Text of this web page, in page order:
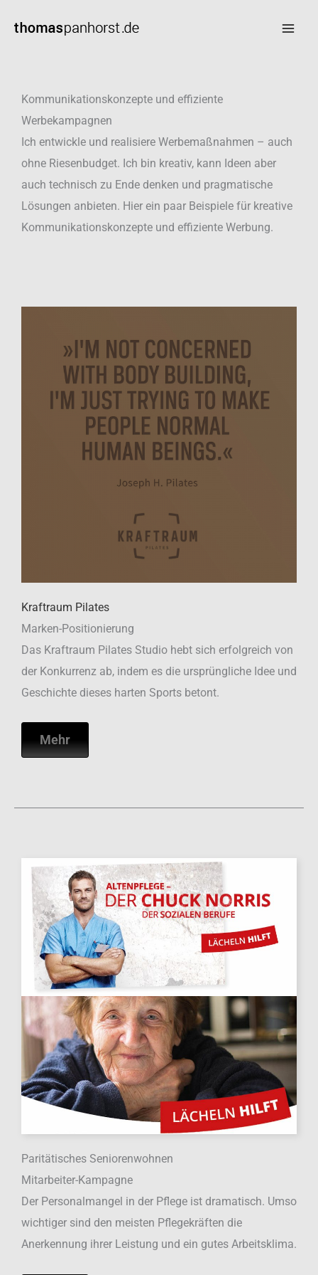
Inhalt
Kommunikationskonzepte und effiziente
Werbekampagnen
Ich entwickle und realisiere Werbemaßnahmen – auch
ohne Riesenbudget. Ich bin kreativ, kann Ideen aber
auch technisch zu Ende denken und pragmatische
Lösungen anbieten. Hier ein paar Beispiele für kreative
Kommunikationskonzepte und effiziente Werbung.
Kraftraum Pilates
Marken-Positionierung
Das Kraftraum Pilates Studio hebt sich erfolgreich von
der Konkurrenz ab, indem es die ursprüngliche Idee und
Geschichte dieses harten Sports betont.
Mehr
Paritätisches Seniorenwohnen
Mitarbeiter-Kampagne
Der Personalmangel in der Pflege ist dramatisch. Umso
wichtiger sind den meisten Pflegekräften die
Anerkennung ihrer Leistung und ein gutes Arbeitsklima.